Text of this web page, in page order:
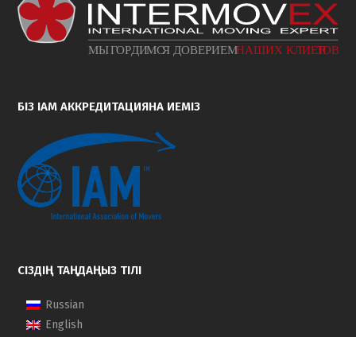
БІЗ IAM АККРЕДИТАЦИЯНА ИЕМІЗ
СІЗДІҢ ТАҢДАҢЫЗ ТІЛІ
Russian
English